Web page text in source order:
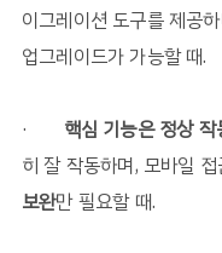
이그레이션 도구를 제공
업그레이드가 가능할 때.
· 핵심 기능은 정상 작
히 잘 작동하며, 모바일
보완만 필요할 때.